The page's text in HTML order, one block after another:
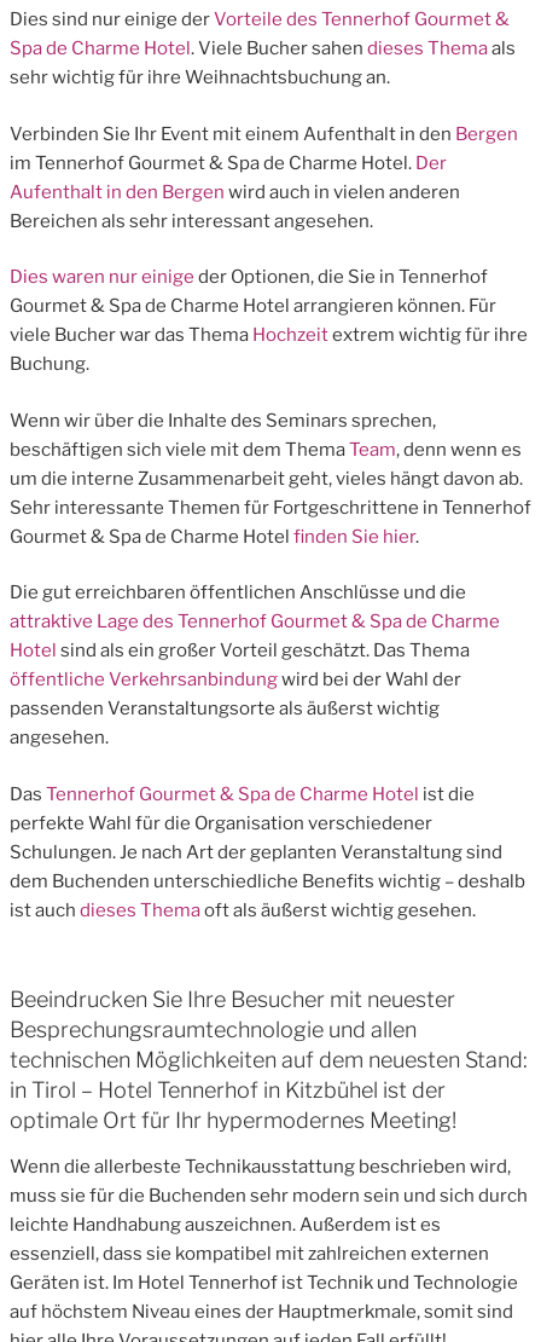
Dies sind nur einige derVorteile des Tennerhof Gourmet &
Spa de Charme Hotel. Viele Bucher sahen dieses Themaals
sehr wichtig für ihre Weihnachtsbuchung an.
Verbinden Sie Ihr Event mit einem Aufenthalt in den Bergen
im Tennerhof Gourmet & Spa de Charme Hotel. Der
Aufenthalt in den Bergen wird auch in vielen anderen
Bereichen als sehr interessant angesehen.
Dies waren nur einige der Optionen, die Sie in Tennerhof
Gourmet & Spa de Charme Hotel arrangieren können. Für
viele Bucher war das Thema Hochzeitextrem wichtig für ihre
Buchung.
Wenn wir über die Inhalte des Seminars sprechen,
beschäftigen sich viele mit dem ThemaTeam, denn wenn es
um die interne Zusammenarbeit geht, vieles hängt davon ab.
Sehr interessante Themen für Fortgeschrittene in Tennerhof
Gourmet & Spa de Charme Hotel finden Sie hier.
Die gut erreichbaren öffentlichen Anschlüsse und die
attraktive Lage des Tennerhof Gourmet & Spa de Charme
Hotel sind als ein großer Vorteil geschätzt. Das Thema
öffentliche Verkehrsanbindungwird bei der Wahl der
passenden Veranstaltungsorte als äußerst wichtig
angesehen.
Das Tennerhof Gourmet & Spa de Charme Hotel ist die
perfekte Wahl für die Organisation verschiedener
Schulungen. Je nach Art der geplanten Veranstaltung sind
dem Buchenden unterschiedliche Benefits wichtig – deshalb
ist auch dieses Themaoft als äußerst wichtig gesehen.
Beeindrucken Sie Ihre Besucher mit neuester
Besprechungsraumtechnologie und allen
technischen Möglichkeiten auf dem neuesten Stand:
in Tirol – Hotel Tennerhof in Kitzbühel ist der
optimale Ort für Ihr hypermodernes Meeting!
Wenn die allerbeste Technikausstattung beschrieben wird,
muss sie für die Buchenden sehr modern sein und sich durch
leichte Handhabung auszeichnen. Außerdem ist es
essenziell, dass sie kompatibel mit zahlreichen externen
Geräten ist. Im Hotel Tennerhof ist Technik und Technologie
auf höchstem Niveau eines der Hauptmerkmale, somit sind